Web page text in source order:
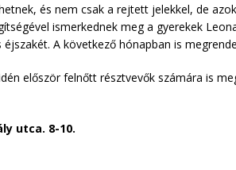
és nem csak a rejtett jelekkel, de
ismerkednek meg a gyerekek
A következő hónapban is
először felnőtt résztvevők számára is
utca. 8-10.